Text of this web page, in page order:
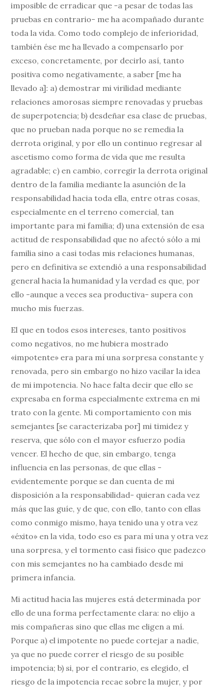
imposible de erradicar que -a pesar de todas las
pruebas en contrario- me ha acompañado durante
toda la vida. Como todo complejo de inferioridad,
también ése me ha llevado a compensarlo por
exceso, concretamente, por decirlo así, tanto
positiva como negativamente, a saber [me ha
llevado a]: a) demostrar mi virilidad mediante
relaciones amorosas siempre renovadas y pruebas
de superpotencia; b) desdeñar esa clase de pruebas,
que no prueban nada porque no se remedia la
derrota original, y por ello un continuo regresar al
ascetismo como forma de vida que me resulta
agradable; c) en cambio, corregir la derrota original
dentro de la familia mediante la asunción de la
responsabilidad hacia toda ella, entre otras cosas,
especialmente en el terreno comercial, tan
importante para mi familia; d) una extensión de esa
actitud de responsabilidad que no afectó sólo a mi
familia sino a casi todas mis relaciones humanas,
pero en definitiva se extendió a una responsabilidad
general hacia la humanidad y la verdad es que, por
ello -aunque a veces sea productiva- supera con
mucho mis fuerzas.
El que en todos esos intereses, tanto positivos
como negativos, no me hubiera mostrado
«impotente» era para mí una sorpresa constante y
renovada, pero sin embargo no hizo vacilar la idea
de mi impotencia. No hace falta decir que ello se
expresaba en forma especialmente extrema en mi
trato con la gente. Mi comportamiento con mis
semejantes [se caracterizaba por] mi timidez y
reserva, que sólo con el mayor esfuerzo podía
vencer. El hecho de que, sin embargo, tenga
influencia en las personas, de que ellas -
evidentemente porque se dan cuenta de mi
disposición a la responsabilidad- quieran cada vez
más que las guíe, y de que, con ello, tanto con ellas
como conmigo mismo, haya tenido una y otra vez
«éxito» en la vida, todo eso es para mí una y otra vez
una sorpresa, y el tormento casi físico que padezco
con mis semejantes no ha cambiado desde mi
primera infancia.
Mi actitud hacia las mujeres está determinada por
ello de una forma perfectamente clara: no elijo a
mis compañeras sino que ellas me eligen a mí.
Porque a) el impotente no puede cortejar a nadie,
ya que no puede correr el riesgo de su posible
impotencia; b) si, por el contrario, es elegido, el
riesgo de la impotencia recae sobre la mujer, y por